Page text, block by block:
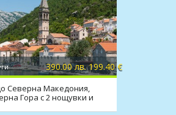
390.00 лв. 199.40 €
Северна Македония,
Гора с 2 нощувки и